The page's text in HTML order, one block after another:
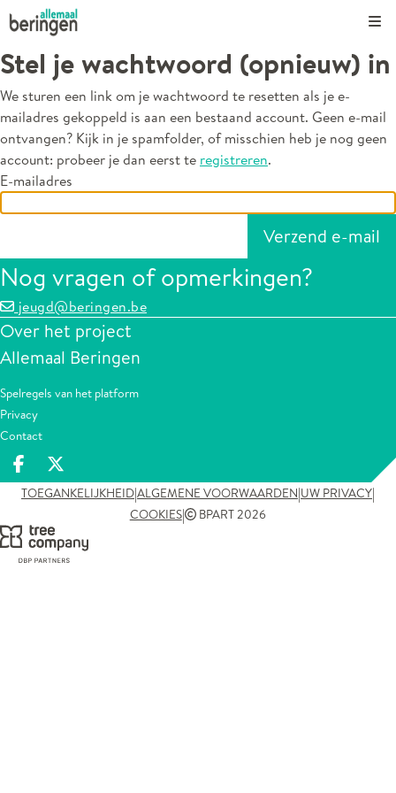
Stel je wachtwoord (opnieuw) in
We sturen een link om je wachtwoord te resetten als je e-
mailadres gekoppeld is aan een bestaand account. Geen e-mail
ontvangen? Kijk in je spamfolder, of misschien heb je nog geen
account: probeer je dan eerst te registreren.
E-mailadres
Nog vragen of opmerkingen?
jeugd@beringen.be
Over het project
Allemaal Beringen
Spelregels van het platform
Privacy
Contact
Deel op facebook
Deel op X
TOEGANKELIJKHEID|ALGEMENE VOORWAARDEN|UW PRIVACY|
COOKIES| BPART 2026